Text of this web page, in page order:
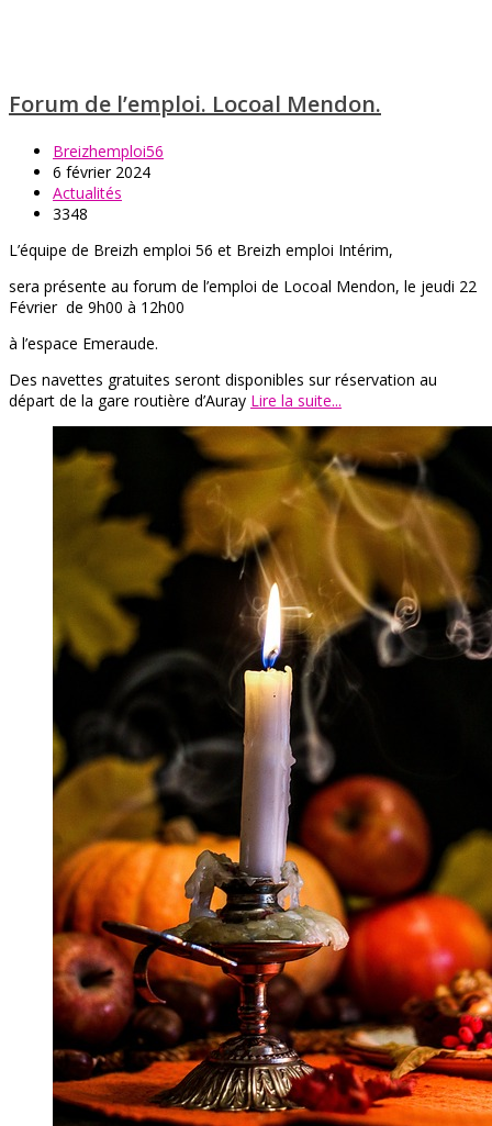
Forum de l’emploi. Locoal Mendon.
Breizhemploi56
6 février 2024
Actualités
3348
L’équipe de Breizh emploi 56 et Breizh emploi Intérim,
sera présente au forum de l’emploi de Locoal Mendon, le jeudi 22
Février de 9h00 à 12h00
à l’espace Emeraude.
Des navettes gratuites seront disponibles sur réservation au
départ de la gare routière d’Auray Lire la suite...